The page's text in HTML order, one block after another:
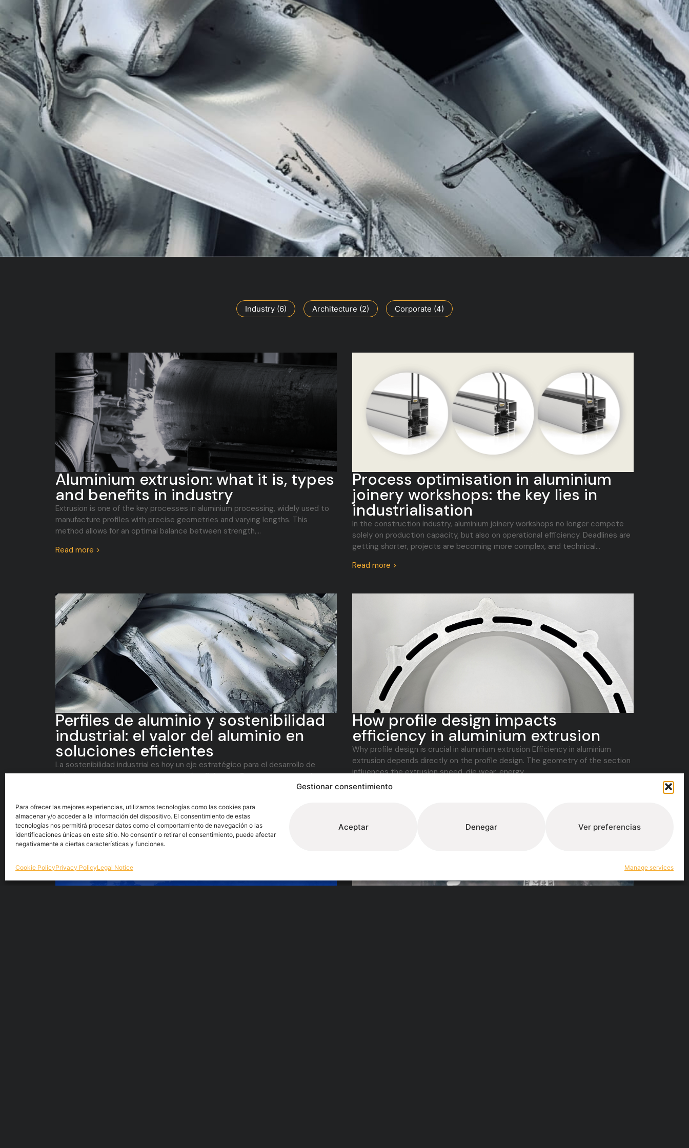
Gestionar consentimiento
Para ofrecer las mejores experiencias, utilizamos tecnologías como las cookies para
almacenar y/o acceder a la información del dispositivo. El consentimiento de estas
tecnologías nos permitirá procesar datos como el comportamiento de navegación o las
identificaciones únicas en este sitio. No consentir o retirar el consentimiento, puede afectar
negativamente a ciertas características y funciones.
Manage services
Aceptar Denegar Ver preferencias
Cookie PolicyPrivacy PolicyLegal Notice
Industry (6) Architecture (2) Corporate (4)
Aluminium extrusion: what it is, types
and benefits in industry
Extrusion is one of the key processes in aluminium processing, widely used to
manufacture profiles with precise geometries and varying lengths. This
method allows for an optimal balance between strength,...
Read more >
Process optimisation in aluminium
joinery workshops: the key lies in
industrialisation
In the construction industry, aluminium joinery workshops no longer compete
solely on production capacity, but also on operational efficiency. Deadlines are
getting shorter, projects are becoming more complex, and technical...
Read more >
Perfiles de aluminio y sostenibilidad
industrial: el valor del aluminio en
soluciones eficientes
La sostenibilidad industrial es hoy un eje estratégico para el desarrollo de
soluciones, procesos y estructuras más eficientes. En este contexto, el
Read more >
How profile design impacts
efficiency in aluminium extrusion
Why profile design is crucial in aluminium extrusion Efficiency in aluminium
extrusion depends directly on the profile design. The geometry of the section
influences the extrusion speed, die wear, energy...
Read more >